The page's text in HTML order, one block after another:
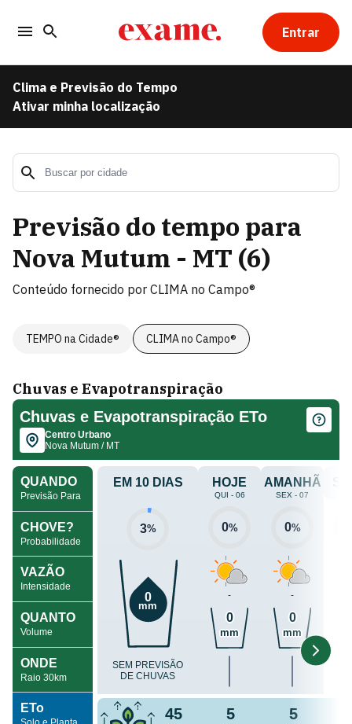
Entrar
Clima e Previsão do Tempo
Ativar minha localização
Previsão do tempo para
Nova Mutum - MT (6)
Conteúdo fornecido por CLIMA no Campo®
TEMPO na Cidade® CLIMA no Campo®
Chuvas e Evapotranspiração